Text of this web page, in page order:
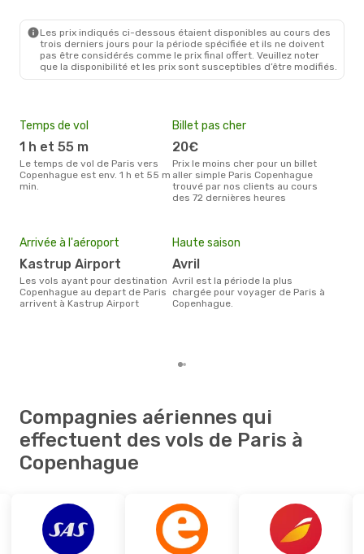
Les prix indiqués ci-dessous étaient disponibles au cours des
trois derniers jours pour la période spécifiée et ils ne doivent
pas être considérés comme le prix final offert. Veuillez noter
que la disponibilité et les prix sont susceptibles d’être modifiés.
Temps de vol
1 h et 55 m
Le temps de vol de Paris vers
Copenhague est env. 1 h et 55 m
min.
Billet pas cher
20€
Prix le moins cher pour un billet
aller simple Paris Copenhague
trouvé par nos clients au cours
des 72 dernières heures
Arrivée à l'aéroport
Kastrup Airport
Les vols ayant pour destination
Copenhague au depart de Paris
arrivent à Kastrup Airport
Haute saison
avril
avril est la période la plus
chargée pour voyager de Paris à
Copenhague.
Compagnies aériennes qui
effectuent des vols de Paris à
Copenhague